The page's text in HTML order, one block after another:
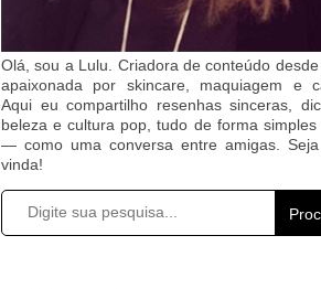
Olá, sou a Lulu. Criadora de conteúdo desde
apaixonada por skincare, maquiagem e
Aqui eu compartilho resenhas sinceras,
beleza e cultura pop, tudo de forma
— como uma conversa entre amigas.
vinda!